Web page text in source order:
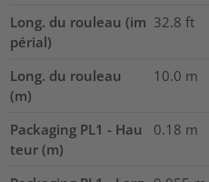
Long. du rouleau (im
périal)
32.8 ft
Long. du rouleau
(m)
10.0 m
Packaging PL1 - Hau
teur (m)
0.18 m